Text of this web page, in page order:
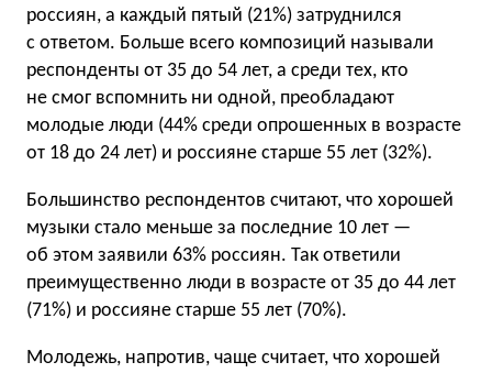
россиян, а каждый пятый (21%) затруднился
с ответом. Больше всего композиций называли
респонденты от 35 до 54 лет, а среди тех, кто
не смог вспомнить ни одной, преобладают
молодые люди (44% среди опрошенных в возрасте
от 18 до 24 лет) и россияне старше 55 лет (32%).
Большинство респондентов считают, что хорошей
музыки стало меньше за последние 10 лет —
об этом заявили 63% россиян. Так ответили
преимущественно люди в возрасте от 35 до 44 лет
(71%) и россияне старше 55 лет (70%).
Молодежь, напротив, чаще считает, что хорошей